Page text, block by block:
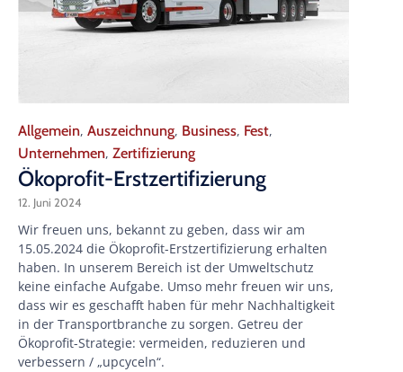
Category
Allgemein, Auszeichnung, Business, Fest,
Unternehmen, Zertifizierung
Ökoprofit-Erstzertifizierung
12. Juni 2024
Wir freuen uns, bekannt zu geben, dass wir am
15.05.2024 die Ökoprofit-Erstzertifizierung erhalten
haben. In unserem Bereich ist der Umweltschutz
keine einfache Aufgabe. Umso mehr freuen wir uns,
dass wir es geschafft haben für mehr Nachhaltigkeit
in der Transportbranche zu sorgen. Getreu der
Ökoprofit-Strategie: vermeiden, reduzieren und
verbessern / „upcyceln“.